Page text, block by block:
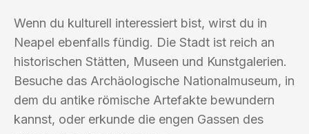
Wenn du kulturell interessiert bist, wirst du in
Neapel ebenfalls fündig. Die Stadt ist reich an
historischen Stätten, Museen und Kunstgalerien.
Besuche das Archäologische Nationalmuseum, in
dem du antike römische Artefakte bewundern
kannst, oder erkunde die engen Gassen des